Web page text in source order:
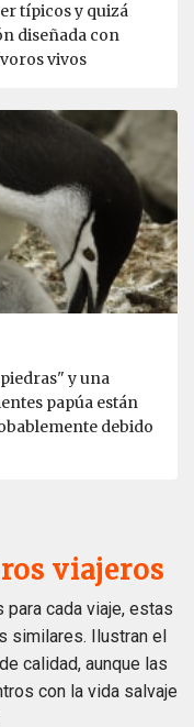
típicos y quizá
diseñada con
vivos
y una
papúa están
debido
viajeros
cada viaje, estas
similares. Ilustran el
calidad, aunque las
con la vida salvaje